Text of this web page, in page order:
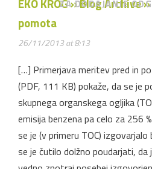
pomota
26/11/2013 at 8:13
ZA DODAJANJE
[…] Primerjava meritev pred in
(PDF, 111 KB) pokaže, da se je
skupnega organskega ogljika
emisija benzena pa celo za 256
se je (v primeru TOC)
se je čutilo dolžno poudarjati, da